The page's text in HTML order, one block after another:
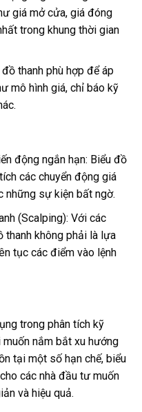
giá mở cửa, giá đóng
trong khung thời gian
thanh phù hợp để áp
mô hình giá, chỉ báo kỹ
động ngắn hạn: Biểu đồ
các chuyển động giá
những sự kiện bất ngờ.
(Scalping): Với các
thanh không phải là lựa
tục các điểm vào lệnh
trong phân tích kỹ
nắm bắt xu hướng
tại một số hạn chế, biểu
các nhà đầu tư muốn
và hiệu quả.